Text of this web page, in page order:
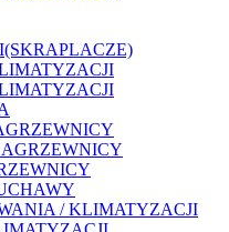
/ KLIMATYZACJI